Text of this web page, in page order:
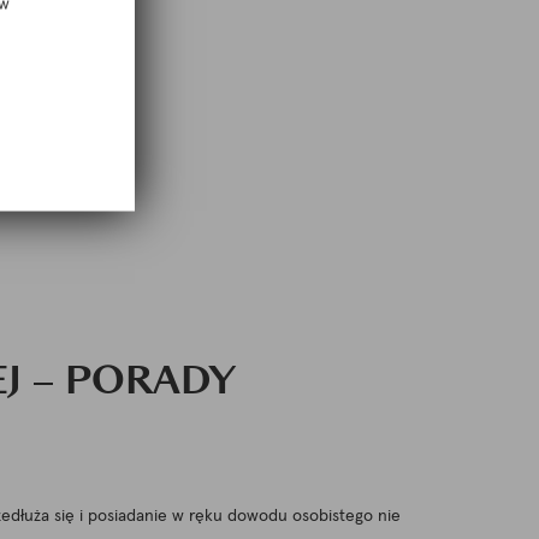
– PORADY
się i posiadanie w ręku dowodu osobistego nie